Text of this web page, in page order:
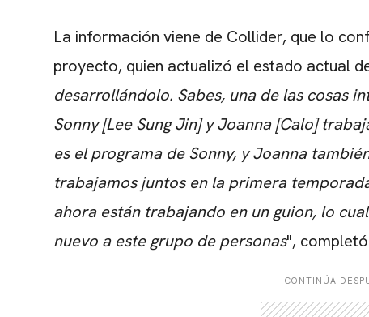
La información viene de Collider, que lo
proyecto, quien actualizó el estado actual
desarrollándolo. Sabes, una de las cosas
Sonny [Lee Sung Jin] y Joanna [Calo]
es el programa de Sonny, y Joanna
trabajamos juntos en la primera
ahora están trabajando en un guion, lo
nuevo a este grupo de personas",
CONTINÚA